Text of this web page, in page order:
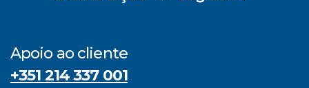
Apoio ao cliente
+351 214 337 001